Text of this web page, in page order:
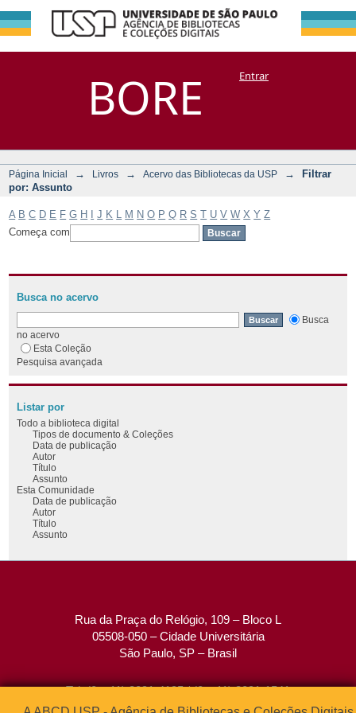
BORE
Filtrar por:
Assunto
DSpace/Manakin + CoriscoEntrar
Página Inicial → Livros → Acervo das Bibliotecas da USP →
Filtrar
por: Assunto
A B C D E F G H J K M N O P Q R S T U V W X Y Z
Começa com
Busca no acervo
Busca
no acervo
Esta Coleção
Pesquisa avançada
Listar por
Todo a biblioteca digital
Tipos de documento & Coleções
Data de publicação
Autor
Título
Assunto
Esta Comunidade
Data de publicação
Autor
Título
Assunto
Rua da Praça do Relógio, 109 – Bloco L
05508-050 – Cidade Universitária
São Paulo, SP – Brasil
Tel: (0xx11) 3091-4195 / (0xx11) 3091-1541
Fax: (0xx11) 3091-1567